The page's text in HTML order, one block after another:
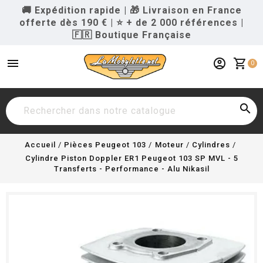
🚚 Expédition rapide | 🎁 Livraison en France
offerte dès 190 € | ⭐ + de 2 000 références |
🇫🇷 Boutique Française
menu shopping_cart 0
account_circle

Accueil Pièces Peugeot 103 Moteur
Cylindres
Cylindre Piston Doppler ER1 Peugeot 103 SP MVL - 5
Transferts - Performance - Alu Nikasil